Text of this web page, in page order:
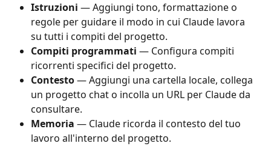
Istruzioni — Aggiungi tono, formattazione o
regole per guidare il modo in cui Claude lavora
su tutti i compiti del progetto.
Compiti programmati — Configura compiti
ricorrenti specifici del progetto.
Contesto — Aggiungi una cartella locale, collega
un progetto chat o incolla un URL per Claude da
consultare.
Memoria — Claude ricorda il contesto del tuo
lavoro all'interno del progetto.